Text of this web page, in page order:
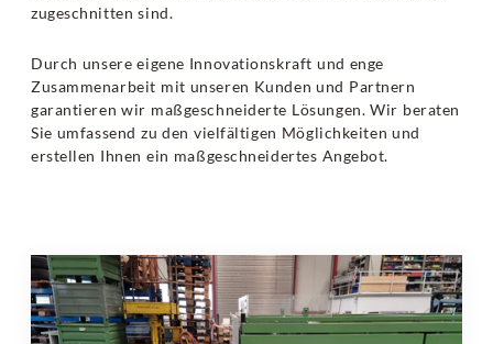
zugeschnitten sind.
Durch unsere eigene Innovationskraft und enge
Zusammenarbeit mit unseren Kunden und Partnern
garantieren wir maßgeschneiderte Lösungen. Wir beraten
Sie umfassend zu den vielfältigen Möglichkeiten und
erstellen Ihnen ein maßgeschneidertes Angebot.